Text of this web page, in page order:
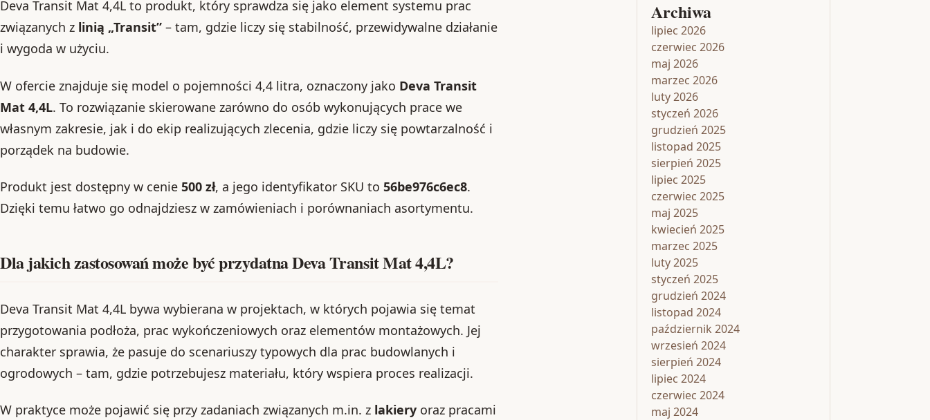
Deva Transit Mat 4,4L to produkt, który sprawdza się jako element systemu prac
związanych z linią „Transit” – tam, gdzie liczy się stabilność, przewidywalne działanie
i wygoda w użyciu.
W ofercie znajduje się model o pojemności 4,4 litra, oznaczony jako Deva Transit
Mat 4,4L. To rozwiązanie skierowane zarówno do osób wykonujących prace we
własnym zakresie, jak i do ekip realizujących zlecenia, gdzie liczy się powtarzalność i
porządek na budowie.
Produkt jest dostępny w cenie 500 zł, a jego identyfikator SKU to 56be976c6ec8.
Dzięki temu łatwo go odnajdziesz w zamówieniach i porównaniach asortymentu.
Dla jakich zastosowań może być przydatna Deva Transit Mat 4,4L?
Deva Transit Mat 4,4L bywa wybierana w projektach, w których pojawia się temat
przygotowania podłoża, prac wykończeniowych oraz elementów montażowych. Jej
charakter sprawia, że pasuje do scenariuszy typowych dla prac budowlanych i
ogrodowych – tam, gdzie potrzebujesz materiału, który wspiera proces realizacji.
W praktyce może pojawić się przy zadaniach związanych m.in. z lakiery oraz pracami
Archiwa
lipiec 2026
czerwiec 2026
maj 2026
marzec 2026
luty 2026
styczeń 2026
grudzień 2025
listopad 2025
sierpień 2025
lipiec 2025
czerwiec 2025
maj 2025
kwiecień 2025
marzec 2025
luty 2025
styczeń 2025
grudzień 2024
listopad 2024
październik 2024
wrzesień 2024
sierpień 2024
lipiec 2024
czerwiec 2024
maj 2024